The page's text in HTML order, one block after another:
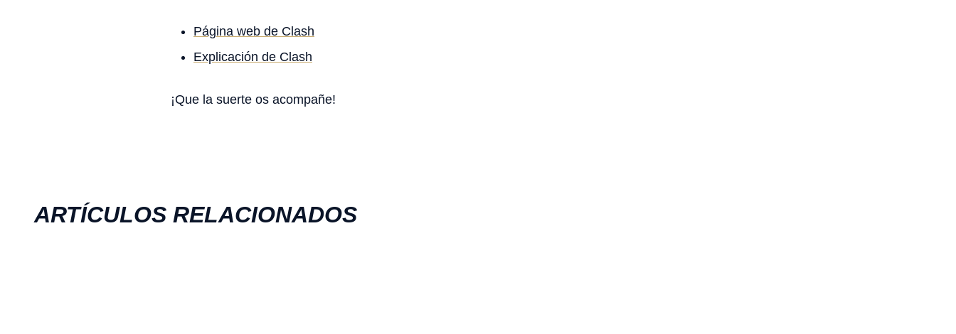
Página web de Clash
Explicación de Clash
¡Que la suerte os acompañe!
ARTÍCULOS RELACIONADOS